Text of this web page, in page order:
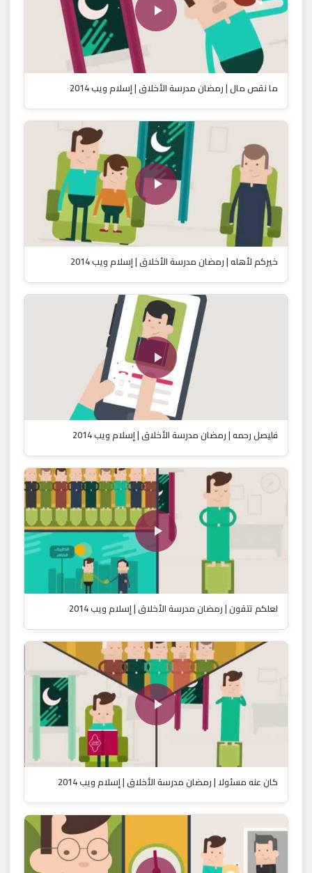
ما نقص مال | رمضان مدرسة الأخلاق | إسلام ويب 2014
خيركم لأهله | رمضان مدرسة الأخلاق | إسلام ويب 2014
فليصل رحمه | رمضان مدرسة الأخلاق | إسلام ويب 2014
لعلكم تتقون | رمضان مدرسة الأخلاق | إسلام ويب 2014
كان عنه مسئولا | رمضان مدرسة الأخلاق | إسلام ويب 2014